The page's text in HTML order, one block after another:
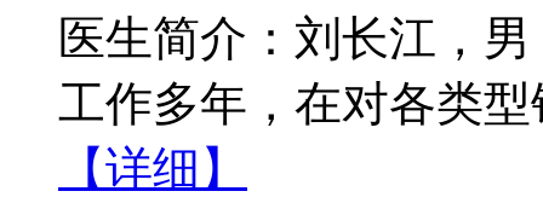
医生简介：刘长江，
工作多年，在对各类
【详细】